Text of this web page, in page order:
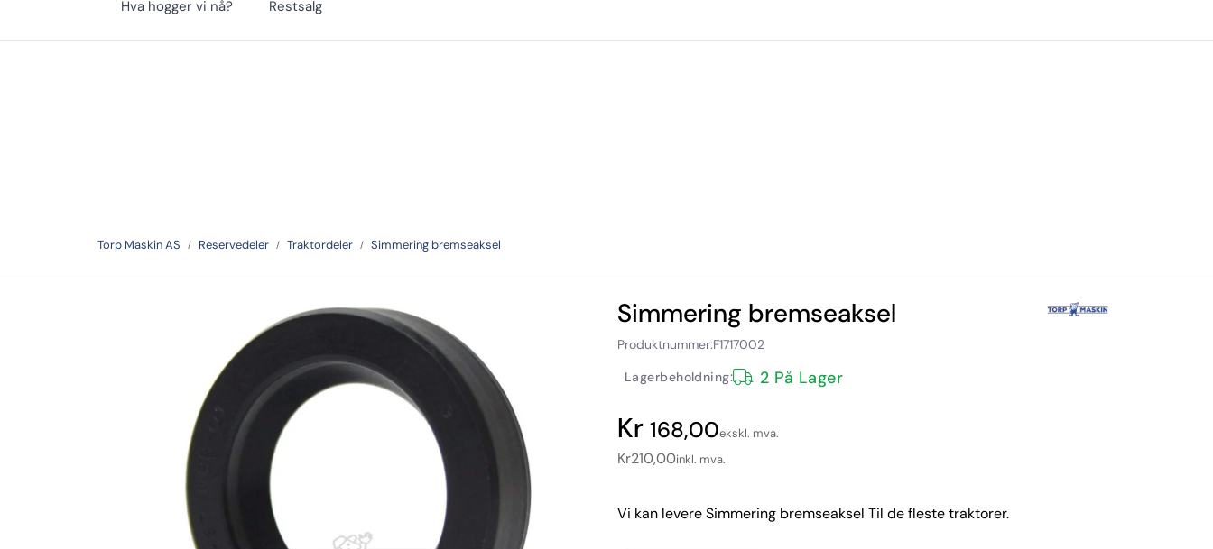
Skip to main content
Hauganveien 366, 3178, Våle 33 06 19 10
Hva hogger vi nå? Restsalg
Torp Maskin AS Reservedeler Traktordeler Simmering bremseaksel
Simmering bremseaksel
Produktnummer:F1717002
Lagerbeholdning: 2 På Lager
168,00ekskl. mva.
Kr210,00inkl. mva.
Vi kan levere Simmering bremseaksel Til de fleste traktorer.